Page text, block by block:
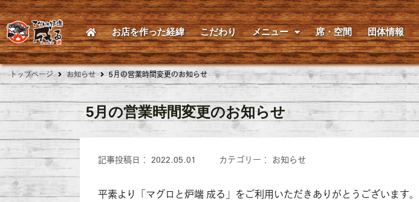
お店を作った経緯 こだわり メニュー 席・空間 団体情報
トップページ お知らせ 5月の営業時間変更のお知らせ
5月の営業時間変更のお知らせ
記事投稿日： 2022.05.01 カテゴリー： お知らせ
平素より「マグロと炉端 成る」をご利用いただきありがとうございます。